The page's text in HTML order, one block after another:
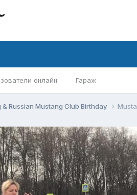
онлайн Гараж
& Russian Mustang Club Birthday